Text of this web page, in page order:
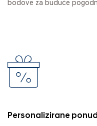
bodove za buduće
Personalizirane